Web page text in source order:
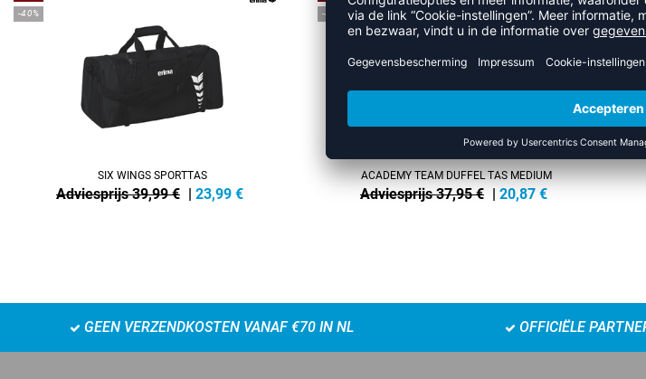
-40%
SIX WINGS SPORTTAS
Adviesprijs 39,99 € | 23,99 €
-45%
ACADEMY TEAM DUFFEL TAS MEDIUM
Adviesprijs 37,95 € | 20,87 €
-
GEEN VERZENDKOSTEN VANAF €70 IN NL OFFICIËLE